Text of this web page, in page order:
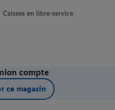
Caisses en libre-service
compte
ce magasin